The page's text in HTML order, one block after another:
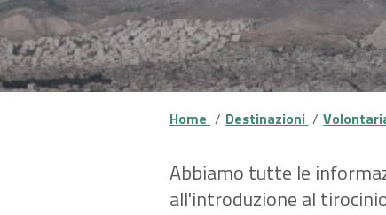
Home Destinazioni
Abbiamo tutte le
all'introduzione al